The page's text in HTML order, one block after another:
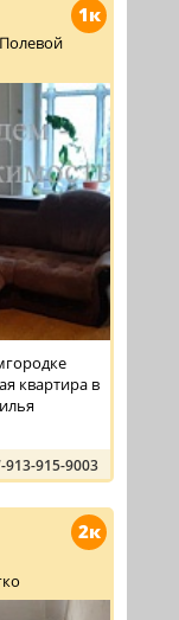
1к
квартира в
913-915-9003
2к